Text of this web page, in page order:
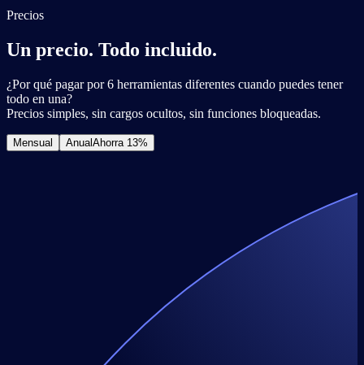
Precios
Un precio. Todo incluido.
¿Por qué pagar por 6 herramientas diferentes cuando puedes tener
todo en una?
Precios simples, sin cargos ocultos, sin funciones bloqueadas.
Mensual Anual Ahorra 13%